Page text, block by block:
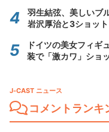
羽生結弦、美しいブ
岩沢厚治と3ショッ
ドイツの美女フィギ
装で「激カワ」ショ
J-CAST ニュース
コメントランキ